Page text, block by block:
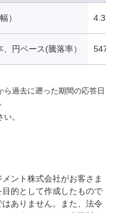
） 4.33
円ベース(騰落率）
過去に遡った期間の応答日
。
ント株式会社がお客さま
的として作成したもので
ありません。また、法令